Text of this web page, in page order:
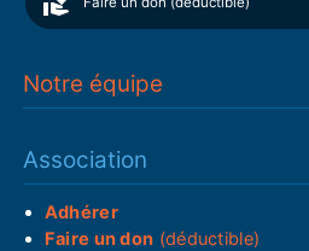
Notre équipe
Association
Adhérer
Faire un don (déductible)